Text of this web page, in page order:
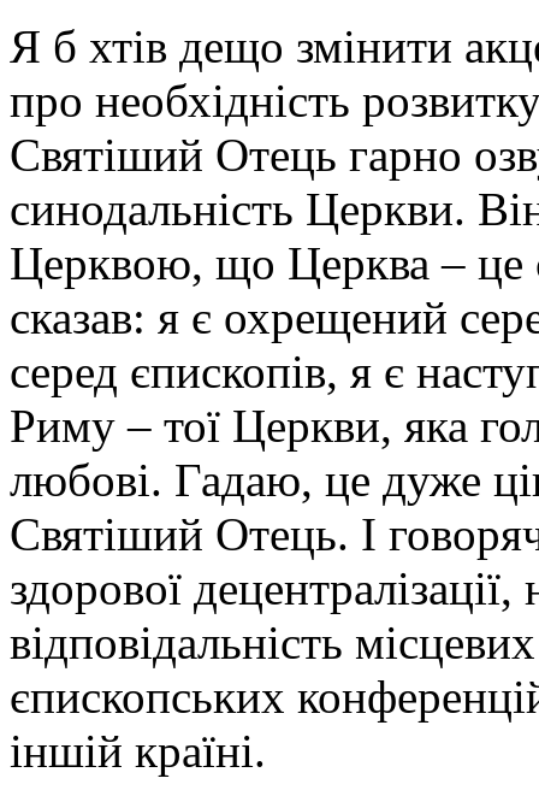
Я б хтів дещо змінити
про необхідність
Святіший Отець гарно
синодальність Церкви.
Церквою, що Церква – це
сказав: я є охрещений
серед єпископів, я є
Риму – тої Церкви, яка
любові. Гадаю, це дуже
Святіший Отець. І
здорової
відповідальність
єпископських
іншій країні.